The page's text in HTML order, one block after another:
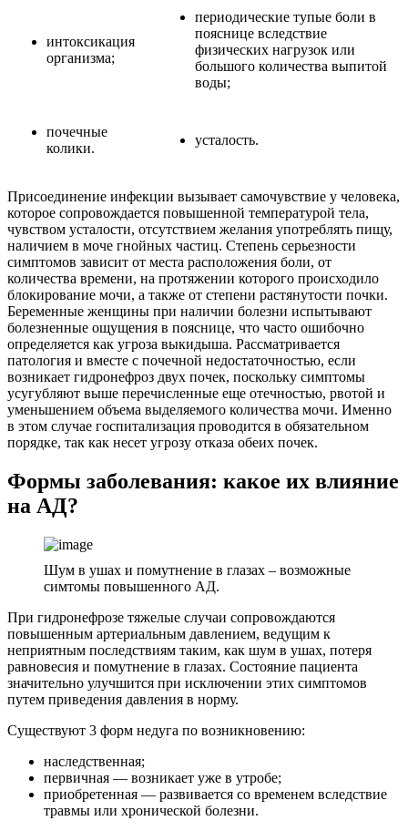
интоксикация
организма;
периодические тупые боли в
пояснице вследствие
физических нагрузок или
большого количества выпитой
воды;
почечные
колики.
усталость.
Присоединение инфекции вызывает самочувствие у человека,
которое сопровождается повышенной температурой тела,
чувством усталости, отсутствием желания употреблять пищу,
наличием в моче гнойных частиц. Степень серьезности
симптомов зависит от места расположения боли, от
количества времени, на протяжении которого происходило
блокирование мочи, а также от степени растянутости почки.
Беременные женщины при наличии болезни испытывают
болезненные ощущения в пояснице, что часто ошибочно
определяется как угроза выкидыша. Рассматривается
патология и вместе с почечной недостаточностью, если
возникает гидронефроз двух почек, поскольку симптомы
усугубляют выше перечисленные еще отечностью, рвотой и
уменьшением объема выделяемого количества мочи. Именно
в этом случае госпитализация проводится в обязательном
порядке, так как несет угрозу отказа обеих почек.
Формы заболевания: какое их влияние
на АД?
Шум в ушах и помутнение в глазах – возможные
симтомы повышенного АД.
При гидронефрозе тяжелые случаи сопровождаются
повышенным артериальным давлением, ведущим к
неприятным последствиям таким, как шум в ушах, потеря
равновесия и помутнение в глазах. Состояние пациента
значительно улучшится при исключении этих симптомов
путем приведения давления в норму.
Существуют 3 форм недуга по возникновению:
наследственная;
первичная ― возникает уже в утробе;
приобретенная ― развивается со временем вследствие
травмы или хронической болезни.